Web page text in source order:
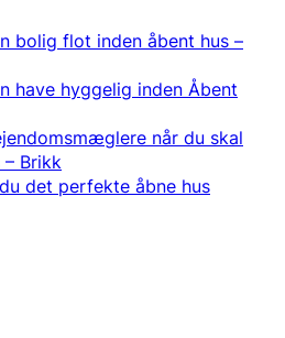
bolig flot inden åbent hus –
have hyggelig inden Åbent
når du skal
– Brikk
det perfekte åbne hus